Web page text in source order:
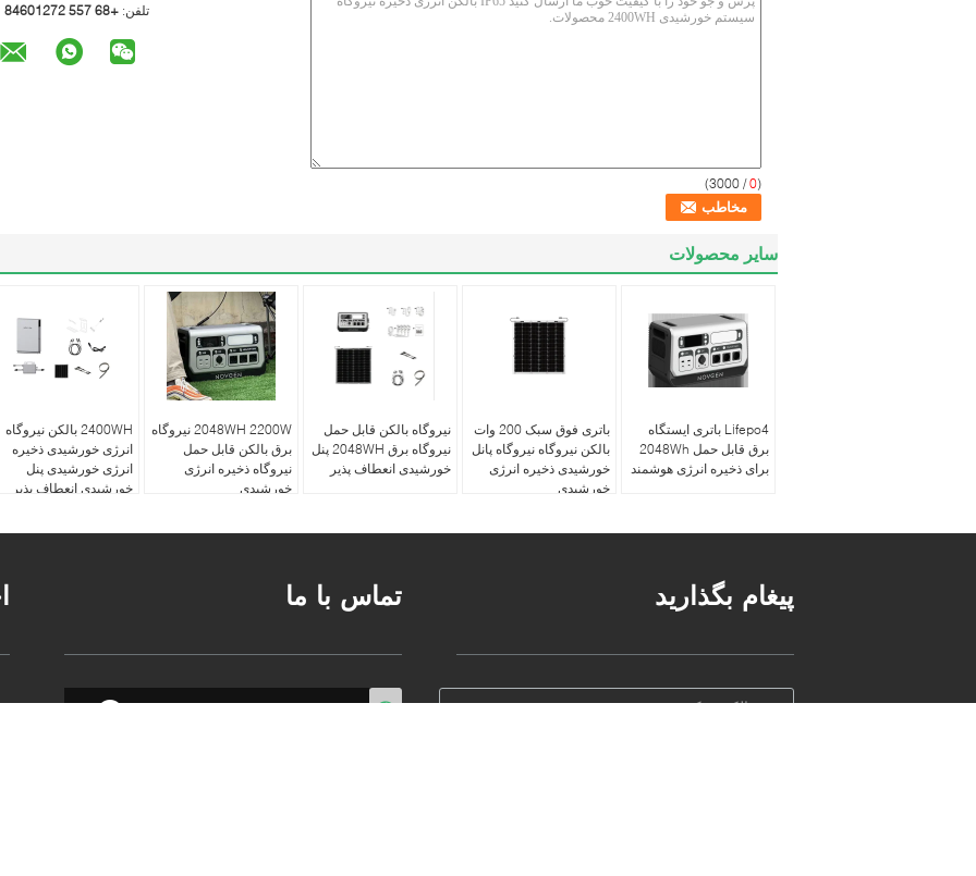
تلفن: +86 755 27210648
(
0
/ 3000)
سایر محصولات
2400WH بالکن نیروگاه
انرژی خورشیدی ذخیره
انرژی خورشیدی پنل
خورشیدی انعطاف پذیر
2048WH 2200W نیروگاه
برق بالکن قابل حمل
نیروگاه ذخیره انرژی
خورشیدی
نیروگاه بالکن قابل حمل
نیروگاه برق 2048WH پنل
خورشیدی انعطاف پذیر
باتری فوق سبک 200 وات
بالکن نیروگاه نیروگاه پانل
خورشیدی ذخیره انرژی
خورشیدی
Lifepo4 باتری ایستگاه
برق قابل حمل 2048Wh
برای ذخیره انرژی هوشمند
تماس با ما پیغام بگذارید